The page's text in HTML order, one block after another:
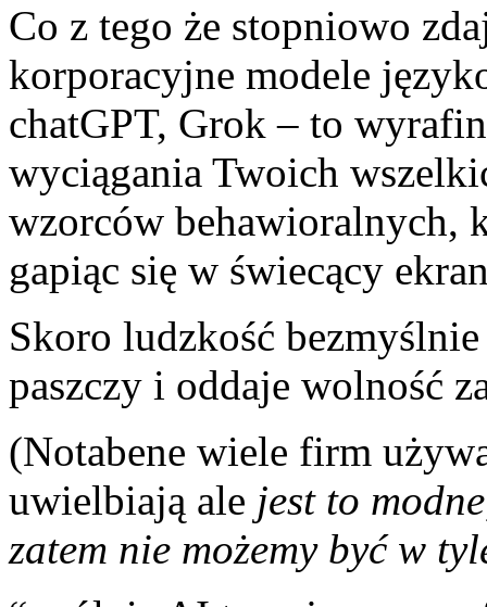
Co z tego że stopniowo
korporacyjne modele
chatGPT, Grok – to
wyciągania Twoich
wzorców behawioralnych,
gapiąc się w świecący
Skoro ludzkość
paszczy i oddaje wolność
(Notabene wiele firm
uwielbiają ale jest to
zatem nie możemy być w